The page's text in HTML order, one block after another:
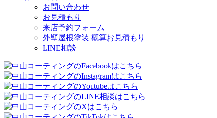
お問い合わせ
お見積もり
来店予約フォーム
外壁屋根塗装 概算お見積もり
LINE相談